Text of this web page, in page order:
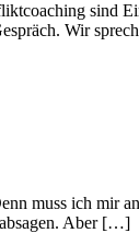
sind
Wir
muss ich
absagen. Aber […]